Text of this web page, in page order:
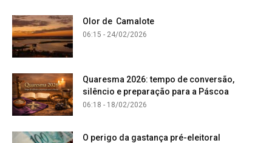
Olor de Camalote
06:15 - 24/02/2026
Quaresma 2026: tempo de conversão,
silêncio e preparação para a Páscoa
06:18 - 18/02/2026
O perigo da gastança pré-eleitoral